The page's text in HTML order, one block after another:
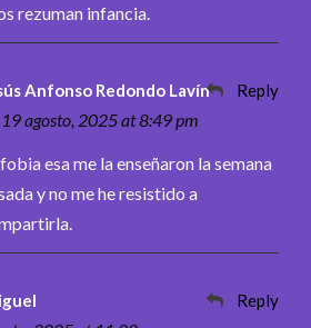
rezuman infancia.
Anfonso Redondo Lavín
19 agosto, 2025 at 8:49 pm
Reply
esa me la enseñaron la semana
y no me he resistido a
Reply